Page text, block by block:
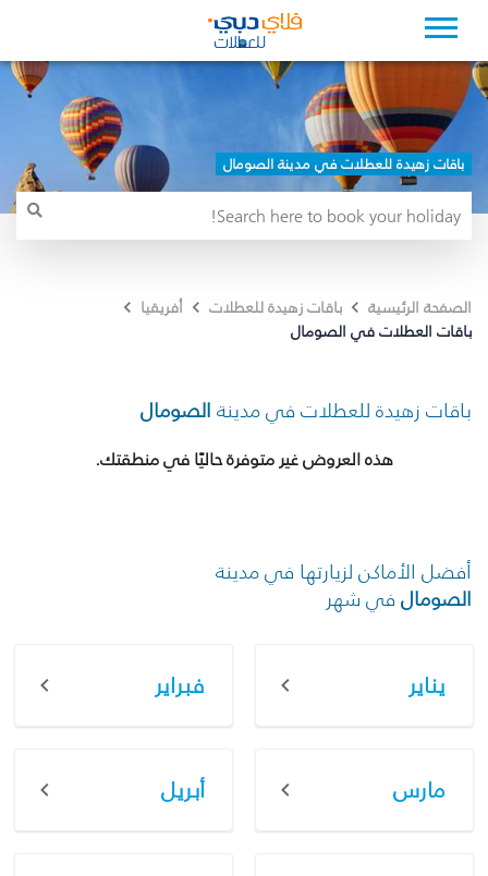
باقات زهيدة للعطلات في مدينة الصومال
الصفحة الرئيسية باقات زهيدة للعطلات
أفريقيا
باقات العطلات في الصومال
باقات زهيدة للعطلات في مدينة الصومال
هذه العروض غير متوفرة حاليًا في منطقتك.
أفضل الأماكن لزيارتها في مدينة
الصومال في شهر
يناير فبراير
مارس أبريل